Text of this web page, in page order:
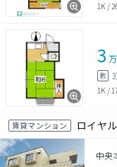
1K /
3
敷
1K /
賃貸マンション ロイヤ
中央